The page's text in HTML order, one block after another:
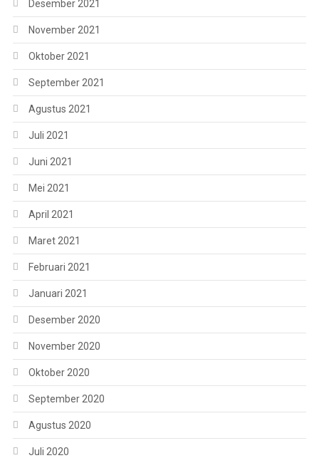
Desember 2021
November 2021
Oktober 2021
September 2021
Agustus 2021
Juli 2021
Juni 2021
Mei 2021
April 2021
Maret 2021
Februari 2021
Januari 2021
Desember 2020
November 2020
Oktober 2020
September 2020
Agustus 2020
Juli 2020